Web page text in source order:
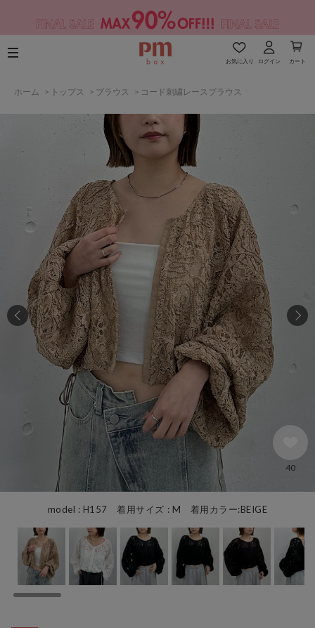
お気に入り ログイン カート
ホーム > トップス > ブラウス > コード刺繍レースブラウス
model : H157 着用サイズ : M 着用カラー:BEIGE
40